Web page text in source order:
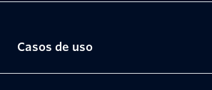
Casos de uso